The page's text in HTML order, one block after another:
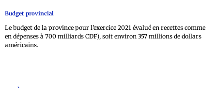
Budget provincial
Le budget de la province pour l’exercice 2021 évalué en recettes comme
en dépenses à 700 milliards CDF), soit environ 357 millions de dollars
américains.